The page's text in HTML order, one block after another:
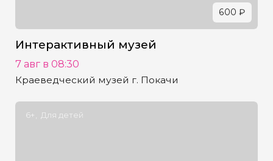
600 ₽
Интерактивный музей
7 авг в 08:30
Краеведческий музей г. Покачи
6+ Для детей